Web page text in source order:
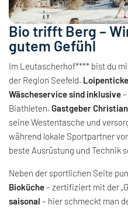
Bio trifft Berg –
gutem Gefühl
Im Leutascherhof**** bist du
der Region Seefeld.
Wäscheservice sind inklusive
Biathleten. Gastgeber
seine Westentasche und
während lokale Sportpartner
beste Ausrüstung und Technik
Neben der sportlichen Seite
Bioküche– zertifiziert mit der
saisonal – hier schmeckt man